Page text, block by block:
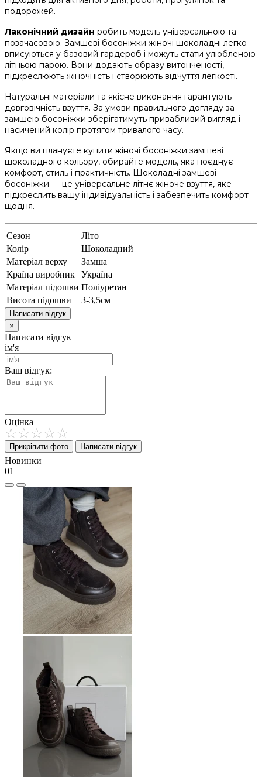
подорожей.
Лаконічний дизайн робить модель універсальною та
позачасовою. Замшеві босоніжки жіночі шоколадні легко
вписуються у базовий гардероб і можуть стати улюбленою
літньою парою. Вони додають образу витонченості,
підкреслюють жіночність і створюють відчуття легкості.
Натуральні матеріали та якісне виконання гарантують
довговічність взуття. За умови правильного догляду за
замшею босоніжки зберігатимуть привабливий вигляд і
насичений колір протягом тривалого часу.
Якщо ви плануєте купити жіночі босоніжки замшеві
шоколадного кольору, обирайте модель, яка поєднує
комфорт, стиль і практичність. Шоколадні замшеві
босоніжки — це універсальне літнє жіноче взуття, яке
підкреслить вашу індивідуальність і забезпечить комфорт
щодня.
Сезон
Літо
Колір
Шоколадний
Матеріал верху
Замша
Країна виробник
Україна
Матеріал підошви Поліуретан
Висота підошви
3-3,5см
Написати відгук
×
Написати відгук
ім'я
Ваш відгук:
Оцінка
Прикріпити фото Написати відгук
Новинки
01